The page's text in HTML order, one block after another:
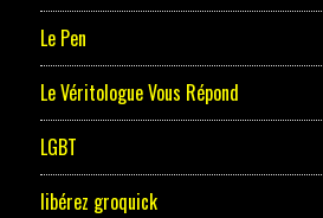
Le Pen
Le Véritologue Vous Répond
LGBT
libérez groquick